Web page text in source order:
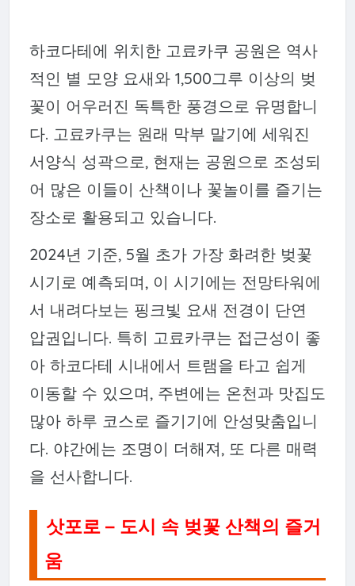
하코다테에 위치한 고료카쿠 공원은 역사
적인 별 모양 요새와 1,500그루 이상의 벚
꽃이 어우러진 독특한 풍경으로 유명합니
다. 고료카쿠는 원래 막부 말기에 세워진
서양식 성곽으로, 현재는 공원으로 조성되
어 많은 이들이 산책이나 꽃놀이를 즐기는
장소로 활용되고 있습니다.
2024년 기준, 5월 초가 가장 화려한 벚꽃
시기로 예측되며, 이 시기에는 전망타워에
서 내려다보는 핑크빛 요새 전경이 단연
압권입니다. 특히 고료카쿠는 접근성이 좋
아 하코다테 시내에서 트램을 타고 쉽게
이동할 수 있으며, 주변에는 온천과 맛집도
많아 하루 코스로 즐기기에 안성맞춤입니
다. 야간에는 조명이 더해져, 또 다른 매력
을 선사합니다.
삿포로 – 도시 속 벚꽃 산책의 즐거
움